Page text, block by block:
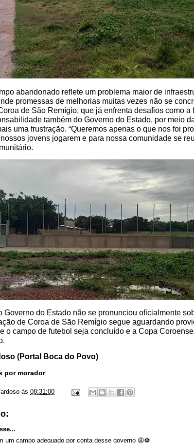
abandonado reflete um problema maior de
promessas de melhorias muitas vezes não se
de São Remígio, que já enfrenta desafios como a
também do Governo do Estado, por meio
uma frustração. “Queremos apenas o que nos foi
jovens jogarem e para nossa comunidade se
Governo do Estado não se pronunciou oficialmente
de Coroa de São Remígio segue aguardando
o campo de futebol seja concluído e a Copa
(Portal Boca do Povo)
por morador
às 08:31:00
um campo adequado por conta desse governo 😩⚽